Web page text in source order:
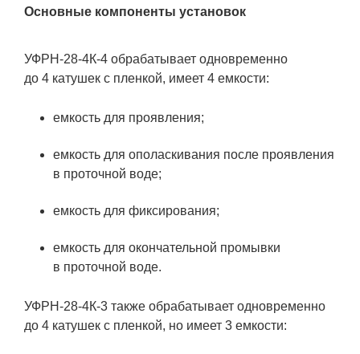
Основные компоненты установок
УФРН-28-4К-4 обрабатывает одновременно
до 4 катушек с пленкой, имеет 4 емкости:
емкость для проявления;
емкость для ополаскивания после проявления
в проточной воде;
емкость для фиксирования;
емкость для окончательной промывки
в проточной воде.
УФРН-28-4К-3 также обрабатывает одновременно
до 4 катушек с пленкой, но имеет 3 емкости: